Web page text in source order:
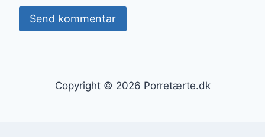
Copyright © 2026 Porretærte.dk